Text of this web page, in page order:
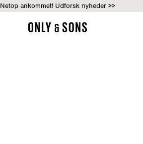
Netop ankommet! Udforsk nyheder >>